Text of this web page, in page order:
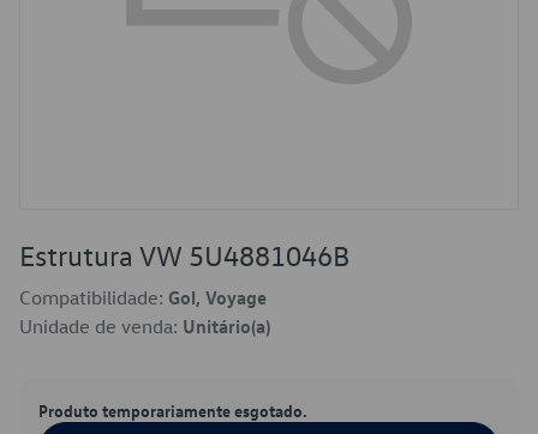
Estrutura VW 5U4881046B
Compatibilidade: Gol, Voyage
Unidade de venda: Unitário(a)
Produto temporariamente esgotado.